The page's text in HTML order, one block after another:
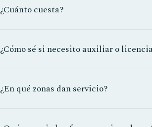
¿Cuánto cuesta?
¿Cómo sé si necesito auxiliar o
¿En qué zonas dan servicio?